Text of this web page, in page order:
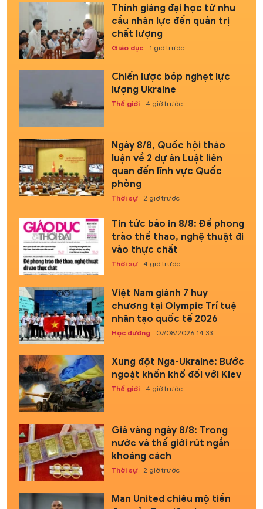
Thỉnh giảng đại học từ nhu
cầu nhân lực đến quản trị
chất lượng
Giáo dục 1 giờ trước
Chiến lược bóp nghẹt lực
lượng Ukraine
Thế giới 4 giờ trước
Ngày 8/8, Quốc hội thảo
luận về 2 dự án Luật liên
quan đến lĩnh vực Quốc
phòng
Thời sự 2 giờ trước
Tin tức báo in 8/8: Để phong
trào thể thao, nghệ thuật đi
vào thực chất
Thời sự 4 giờ trước
Việt Nam giành 7 huy
chương tại Olympic Trí tuệ
nhân tạo quốc tế 2026
Học đường 07/08/2026 14:33
Xung đột Nga-Ukraine: Bước
ngoặt khốn khổ đối với Kiev
Thế giới 4 giờ trước
Giá vàng ngày 8/8: Trong
nước và thế giới rút ngắn
khoảng cách
Thời sự 2 giờ trước
Man United chiêu mộ tiền